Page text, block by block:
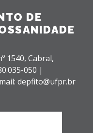
DE
1540, Cabral,
050 |
depfito@ufpr.br